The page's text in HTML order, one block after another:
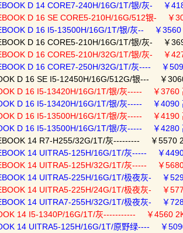
D 14 CORE7-240H/16G/1T/银/灰- ￥
D 16 SE CORE5-210H/16G/512银- ￥
D 16 I5-13500H/16G/1T/银/灰-- ￥3560
D 16 CORE5-210H/16G/1T/银/灰- ￥
D 16 CORE5-210H/32G/1T/银/灰- ￥
D 16 CORE7-250H/32G/1T/灰---- ￥
D 16 SE I5-12450H/16G/512G/银--- ￥
D 16 I5-13420H/16G/1T/银/灰----- ￥3760
D 16 I5-13420H/16G/1T/银/灰----- ￥4090
D 16 I5-13500H/16G/1T/银/灰----- ￥4190
D 16 I5-13500H/16G/1T/银/灰----- ￥4280
14 R7-H255/32G/1T/灰--------- ￥5570
14 UITRA5-125H/16G/1T/灰----- ￥
14 UITRA5-125H/32G/1T/灰----- ￥
14 UITRA5-225H/16G/1T/极夜灰- ￥
14 UITRA5-225H/24G/1T/极夜灰- ￥
14 UITRA7-255H/32G/1T/极夜灰- ￥
14 I5-1340P/16G/1T/灰----------- ￥4560
14 UITRA5-125H/16G/1T/原野绿---- ￥